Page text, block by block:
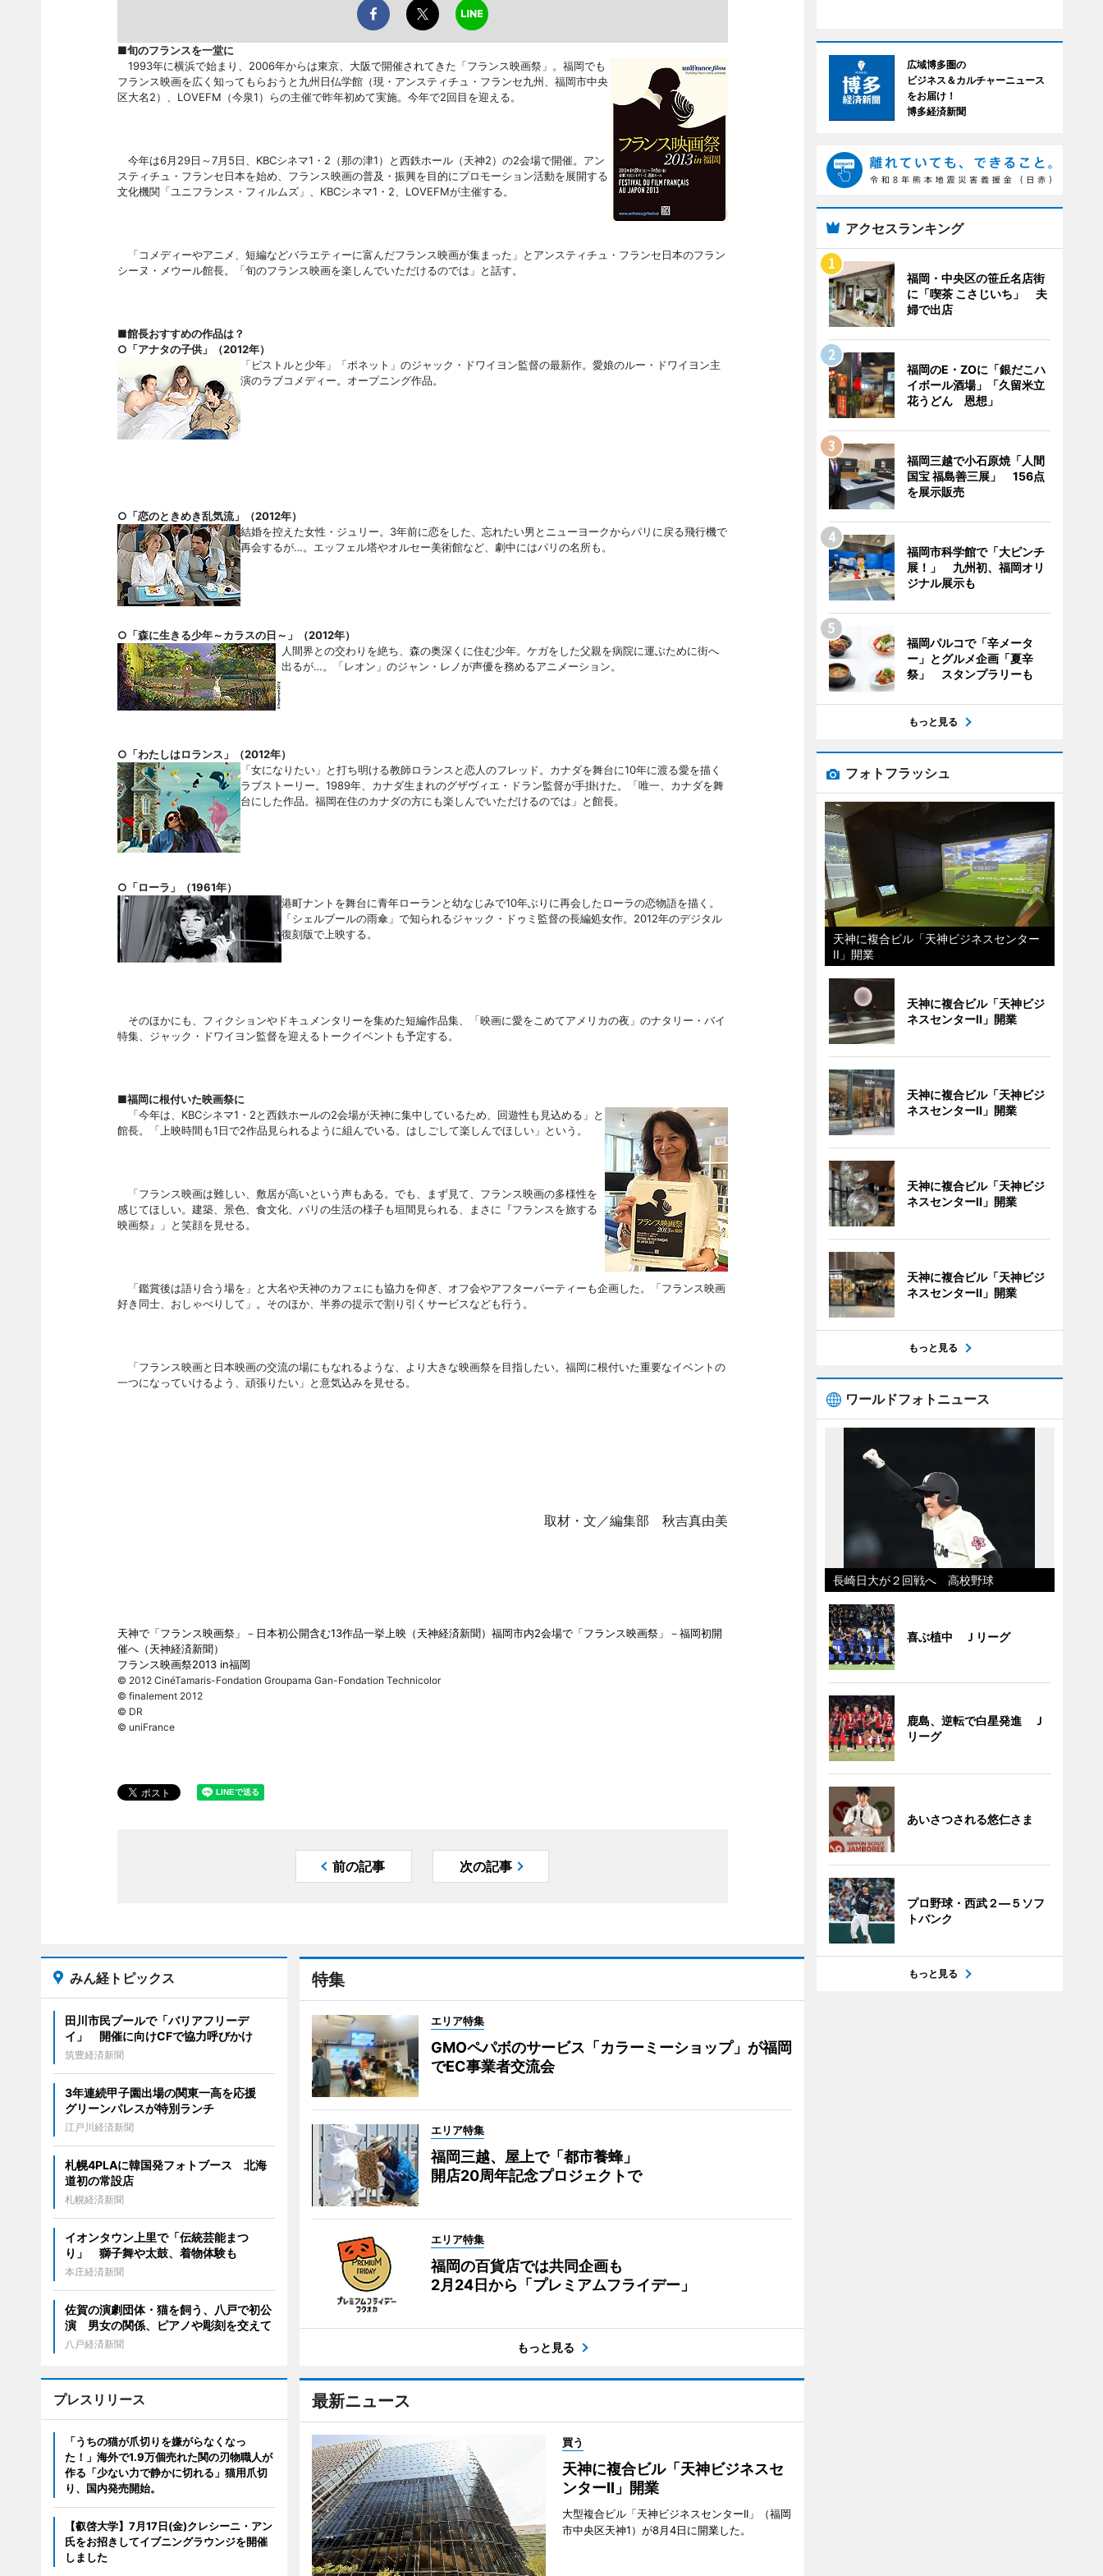
■旬のフランスを一堂に
1993年に横浜で始まり、 2006年からは東京、大阪で開催されてきた「フランス映画祭」。福岡でも
フランス映画を広く知ってもらおうと九州日仏学館（現・アンスティチュ・フランセ九州、福岡市中央
区大名2）、LOVEFM（今泉1）らの主催で昨年初めて実施。今年で2回目を迎える。
今年は6月29日～7月5日、KBCシネマ1・2（那の津1）と西鉄ホール（天神2）の2会場で開催。アン
スティチュ・フランセ日本を始め、フランス映画の普及・振興を目的にプロモーション活動を展開する
文化機関「ユニフランス・フィルムズ」、KBCシネマ1・2、LOVEFMが主催する。
「コメディーやアニメ、短編などバラエティーに富んだフランス映画が集まった」とアンスティチュ・フランセ日本のフラン
シーヌ・メウール館長。「旬のフランス映画を楽しんでいただけるのでは」と話す。
■館長おすすめの作品は？
○「アナタの子供」（2012年）
「ピストルと少年」「ポネット」のジャック・ドワイヨン監督の最新作。愛娘のルー・ドワイヨン主
演のラブコメディー。オープニング作品。
○「恋のときめき乱気流」（2012年）
結婚を控えた女性・ジュリー。 3年前に恋をした、忘れたい男とニューヨークからパリに戻る飛行機で
再会するが…。エッフェル塔やオルセー美術館など、劇中にはパリの名所も。
○「森に生きる少年～カラスの日～」（2012年）
人間界との交わりを絶ち、森の奥深くに住む少年。ケガをした父親を病院に運ぶために街へ
出るが…。「レオン」のジャン・レノが声優を務めるアニメーション。
○「わたしはロランス」（2012年）
「女になりたい」と打ち明ける教師ロランスと恋人のフレッド。カナダを舞台に10年に渡る愛を描く
ラブストーリー。1989年、カナダ生まれのグザヴィエ・ドラン監督が手掛けた。「唯一、カナダを舞
台にした作品。福岡在住のカナダの方にも楽しんでいただけるのでは」と館長。
○「ローラ」（1961年）
港町ナントを舞台に青年ローランと幼なじみで10年ぶりに再会したローラの恋物語を描く。
「シェルブールの雨傘」で知られるジャック・ドゥミ監督の長編処女作。2012年のデジタル
復刻版で上映する。
そのほかにも、フィクションやドキュメンタリーを集めた短編作品集、「映画に愛をこめてアメリカの夜」のナタリー・バイ
特集、ジャック・ドワイヨン監督を迎えるトークイベントも予定する。
■福岡に根付いた映画祭に
「今年は、 KBCシネマ1・2と西鉄ホールの2会場が天神に集中しているため、回遊性も見込める」と
館長。「上映時間も1日で2作品見られるように組んでいる。はしごして楽しんでほしい」という。
「フランス映画は難しい、敷居が高いという声もある。でも、まず見て、フランス映画の多様性を
感じてほしい。建築、景色、食文化、パリの生活の様子も垣間見られる、まさに『フランスを旅する
映画祭』」と笑顔を見せる。
「鑑賞後は語り合う場を」と大名や天神のカフェにも協力を仰ぎ、オフ会やアフターパーティーも企画した。「フランス映画
好き同士、おしゃべりして」。そのほか、半券の提示で割り引くサービスなども行う。
「フランス映画と日本映画の交流の場にもなれるような、より大きな映画祭を目指したい。福岡に根付いた重要なイベントの
一つになっていけるよう、頑張りたい」と意気込みを見せる。
取材・文／編集部 秋吉真由美
天神で「フランス映画祭」－日本初公開含む13作品一挙上映（天神経済新聞） 福岡市内2会場で「フランス映画祭」－福岡初開
催へ（天神経済新聞）
フランス映画祭2013 in福岡
© 2012 CinéTamaris-Fondation Groupama Gan-Fondation Technicolor
© finalement 2012
© DR
© uniFrance
前の記事 次の記事
特集
エリア特集
GMOペパボのサービス「カラーミーショップ」が福岡
でEC事業者交流会
エリア特集
福岡三越、屋上で「都市養蜂」
開店20周年記念プロジェクトで
エリア特集
福岡の百貨店では共同企画も
2月24日から「プレミアムフライデー」
もっと見る
最新ニュース
買う
天神に複合ビル「天神ビジネスセ
ンターII」開業
大型複合ビル「天神ビジネスセンターII」（福岡
市中央区天神1）が8月4日に開業した。
みん経トピックス
田川市民プールで「バリアフリーデ
イ」 開催に向けCFで協力呼びかけ
筑豊経済新聞
3年連続甲子園出場の関東一高を応援
グリーンパレスが特別ランチ
江戸川経済新聞
札幌4PLAに韓国発フォトブース 北海
道初の常設店
札幌経済新聞
イオンタウン上里で「伝統芸能まつ
り」 獅子舞や太鼓、着物体験も
本庄経済新聞
佐賀の演劇団体・猫を飼う、八戸で初公
演 男女の関係、ピアノや彫刻を交えて
八戸経済新聞
プレスリリース
「うちの猫が爪切りを嫌がらなくなっ
た！」海外で1.9万個売れた関の刃物職人が
作る「少ない力で静かに切れる」猫用爪切
り、国内発売開始。
【叡啓大学】7月17日(金)クレシーニ・アン
氏をお招きしてイブニングラウンジを開催
しました
広域博多圏の
ビジネス＆カルチャーニュース
をお届け！
博多経済新聞
アクセスランキング
福岡・中央区の笹丘名店街
に「喫茶 こさじいち」 夫
婦で出店
福岡のE・ZOに「銀だこハ
イボール酒場」「久留米立
花うどん 恩想」
福岡三越で小石原焼「人間
国宝 福島善三展」 156点
を展示販売
福岡市科学館で「大ピンチ
展！」 九州初、福岡オリ
ジナル展示も
福岡パルコで「辛メータ
ー」とグルメ企画「夏辛
祭」 スタンプラリーも
もっと見る
フォトフラッシュ
天神に複合ビル「天神ビジネスセンター
II」開業
天神に複合ビル「天神ビジ
ネスセンターII」開業
天神に複合ビル「天神ビジ
ネスセンターII」開業
天神に複合ビル「天神ビジ
ネスセンターII」開業
天神に複合ビル「天神ビジ
ネスセンターII」開業
もっと見る
ワールドフォトニュース
長崎日大が２回戦へ 高校野球
喜ぶ植中 Ｊリーグ
鹿島、逆転で白星発進 Ｊ
リーグ
あいさつされる悠仁さま
プロ野球・西武２―５ソフ
トバンク
もっと見る